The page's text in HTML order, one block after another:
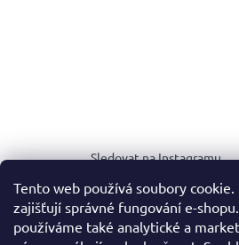
Tento web používá soubory
zajišťují správné fungování e-
používáme také analytické a
Sledovat na Instagramu
MEDIA KIT